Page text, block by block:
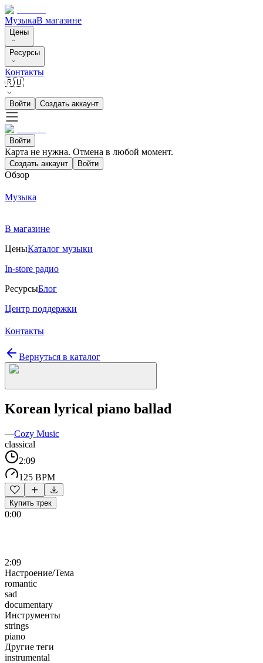
МузыкаВ магазине
Цены
Ресурсы
Контакты
🇷🇺
Войти Создать аккаунт
Войти
Карта не нужна. Отмена в любой момент.
Создать аккаунт Войти
Обзор
Музыка
В магазине
ЦеныКаталог музыки
In-store радио
РесурсыБлог
Центр поддержки
Контакты
Вернуться в каталог
Korean lyrical piano ballad
—Cozy Music
classical
2:09
125 BPM
Купить трек
0:00
2:09
Настроение/Тема
romantic
sad
documentary
Инструменты
strings
piano
Другие теги
instrumental